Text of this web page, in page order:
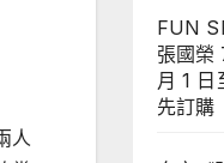
人
FUN
張國榮
月 1 日
先訂購